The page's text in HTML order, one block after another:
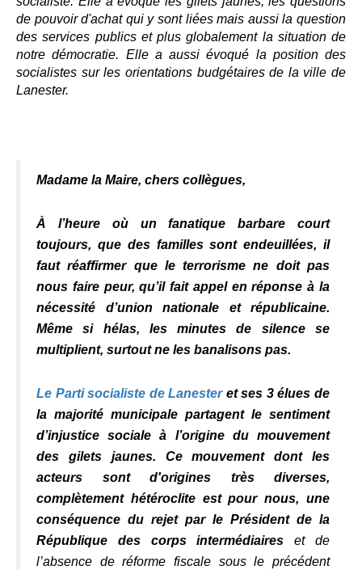
de pouvoir d'achat qui y sont liées mais aussi la question
des services publics et plus globalement la situation de
notre démocratie. Elle a aussi évoqué la position des
socialistes sur les orientations budgétaires de la ville de
Lanester.
Madame la Maire, chers collègues,
À l’heure où un fanatique barbare court
toujours, que des familles sont endeuillées, il
faut réaffirmer que le terrorisme ne doit pas
nous faire peur, qu’il fait appel en réponse à la
nécessité d’union nationale et républicaine.
Même si hélas, les minutes de silence se
multiplient, surtout ne les banalisons pas.
Le Parti socialiste de Lanesteret ses 3 élues de
la majorité municipale partagent le sentiment
d’injustice sociale à l’origine du mouvement
des gilets jaunes.
Ce mouvement dont les
acteurs sont d'origines très diverses,
complètement hétéroclite est pour nous, une
conséquence du rejet par le Président de la
République des corps intermédiaires et de
l’absence de réforme fiscale sous le précédent